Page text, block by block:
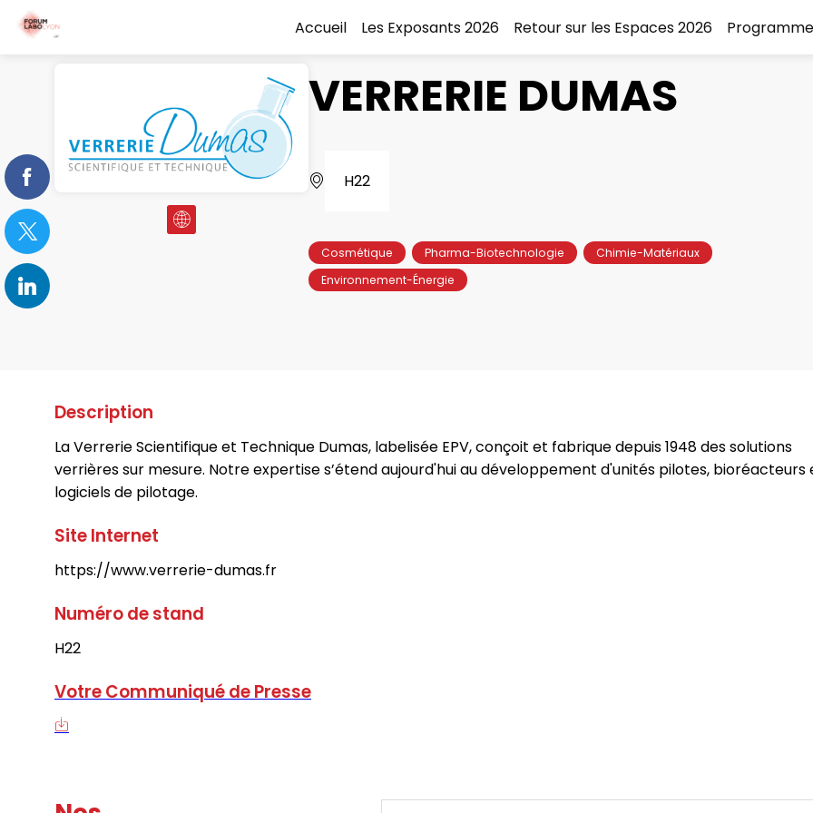
Accueil Les Exposants 2026 Retour sur les Espaces 2026
VERRERIE DUMAS
H22
Cosmétique Pharma-Biotechnologie
Chimie-Matériaux
Environnement-Énergie
Description
La Verrerie Scientifique et Technique Dumas, labelisée EPV, conçoit et fabrique depuis 1948 des solutions
verrières sur mesure. Notre expertise s’étend aujourd'hui au développement d'unités pilotes, bioréacteurs
logiciels de pilotage.
Site Internet
https://www.verrerie-dumas.fr
Numéro de stand
H22
Votre Communiqué de Presse